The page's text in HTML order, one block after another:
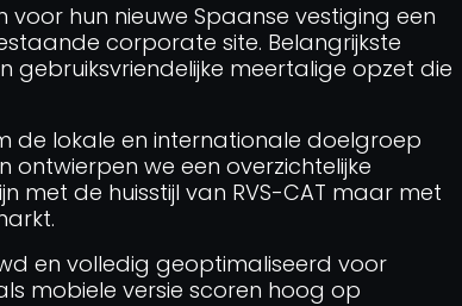
hun nieuwe Spaanse vestiging een
corporate site. Belangrijkste
gebruiksvriendelijke meertalige opzet die
de lokale en internationale doelgroep
ontwierpen we een overzichtelijke
met de huisstijl van RVS-CAT maar met
en volledig geoptimaliseerd voor
mobiele versie scoren hoog op